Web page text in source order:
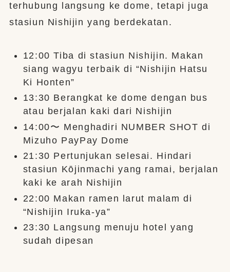
terhubung langsung ke dome, tetapi juga
stasiun Nishijin yang berdekatan.
12:00 Tiba di stasiun Nishijin. Makan
siang wagyu terbaik di “Nishijin Hatsu
Ki Honten”
13:30 Berangkat ke dome dengan bus
atau berjalan kaki dari Nishijin
14:00〜 Menghadiri NUMBER SHOT di
Mizuho PayPay Dome
21:30 Pertunjukan selesai. Hindari
stasiun Kōjinmachi yang ramai, berjalan
kaki ke arah Nishijin
22:00 Makan ramen larut malam di
“Nishijin Iruka-ya”
23:30 Langsung menuju hotel yang
sudah dipesan